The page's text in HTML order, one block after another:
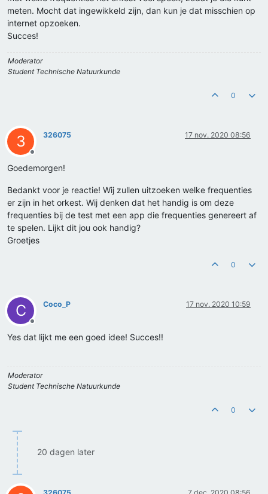
meten. Mocht dat ingewikkeld zijn, dan kun je dat misschien op
internet opzoeken.
Succes!
Moderator
Student Technische Natuurkunde
0
3
Offline
326075 17 nov. 2020 08:56
Goedemorgen!
Bedankt voor je reactie! Wij zullen uitzoeken welke frequenties
er zijn in het orkest. Wij denken dat het handig is om deze
frequenties bij de test met een app die frequenties genereert af
te spelen. Lijkt dit jou ook handig?
Groetjes
0
C
Offline
Coco_P 17 nov. 2020 10:59
Yes dat lijkt me een goed idee! Succes!!
Moderator
Student Technische Natuurkunde
0
20 dagen later